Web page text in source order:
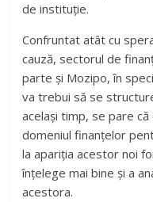
de instituție.
Confruntat atât cu
cauză, sectorul de
parte și Mozipo, în
va trebui să se
același timp, se pare
domeniul finanțelor
la apariția acestor noi
înțelege mai bine și a
acestora.